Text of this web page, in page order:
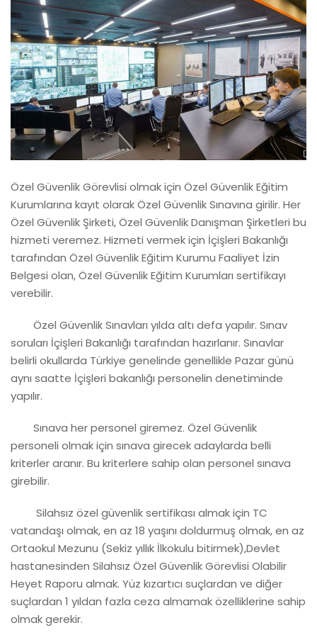
Özel Güvenlik Görevlisi olmak için Özel Güvenlik Eğitim
Kurumlarına kayıt olarak Özel Güvenlik Sınavına girilir. Her
Özel Güvenlik Şirketi, Özel Güvenlik Danışman Şirketleri bu
hizmeti veremez. Hizmeti vermek için İçişleri Bakanlığı
tarafından Özel Güvenlik Eğitim Kurumu Faaliyet İzin
Belgesi olan, Özel Güvenlik Eğitim Kurumları sertifikayı
verebilir.
Özel Güvenlik Sınavları yılda altı defa yapılır. Sınav
soruları İçişleri Bakanlığı tarafından hazırlanır. Sınavlar
belirli okullarda Türkiye genelinde genellikle Pazar günü
aynı saatte İçişleri bakanlığı personelin denetiminde
yapılır.
Sınava her personel giremez. Özel Güvenlik
personeli olmak için sınava girecek adaylarda belli
kriterler aranır. Bu kriterlere sahip olan personel sınava
girebilir.
Silahsız özel güvenlik sertifikası almak için TC
vatandaşı olmak, en az 18 yaşını doldurmuş olmak, en az
Ortaokul Mezunu (Sekiz yıllık İlkokulu bitirmek),Devlet
hastanesinden Silahsız Özel Güvenlik Görevlisi Olabilir
Heyet Raporu almak. Yüz kızartıcı suçlardan ve diğer
suçlardan 1 yıldan fazla ceza almamak özelliklerine sahip
olmak gerekir.